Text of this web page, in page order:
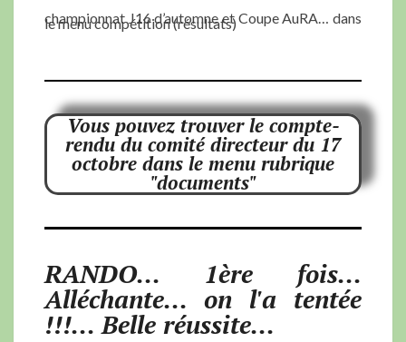
championnat J16 d’automne et Coupe AuRA… dans
le menu compétition (résultats)
Vous pouvez trouver le compte-
rendu du comité directeur du 17
octobre dans le menu rubrique
"documents"
RANDO... 1ère fois...
Alléchante... on l'a tentée
!!!... Belle réussite...